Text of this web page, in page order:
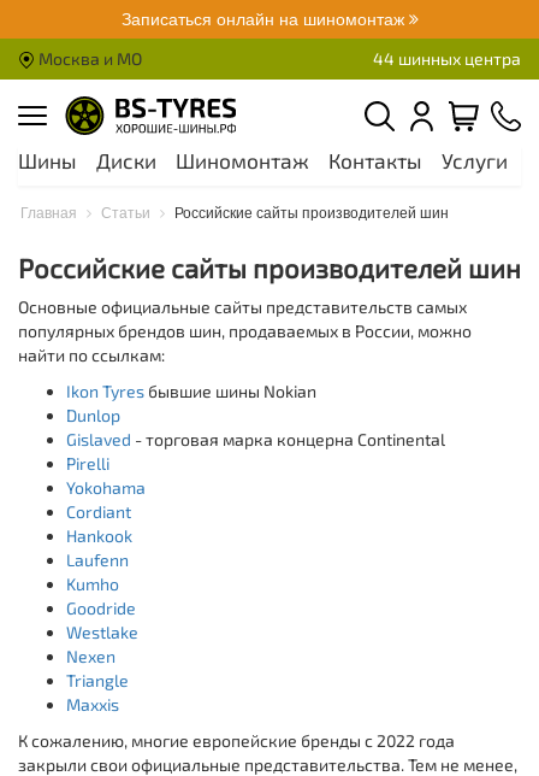
Записаться онлайн на шиномонтаж
Москва и МО 44 шинных центра
Шины Диски Шиномонтаж Контакты Услуги
Главная Статьи Российские сайты производителей шин
Российские сайты производителей шин
Основные официальные сайты представительств самых
популярных брендов шин, продаваемых в России, можно
найти по ссылкам:
Ikon Tyres бывшие шины Nokian
Dunlop
Gislaved - торговая марка концерна Continental
Pirelli
Yokohama
Cordiant
Hankook
Laufenn
Kumho
Goodride
Westlake
Nexen
Triangle
Maxxis
К сожалению, многие европейские бренды с 2022 года
закрыли свои официальные представительства. Тем не менее,